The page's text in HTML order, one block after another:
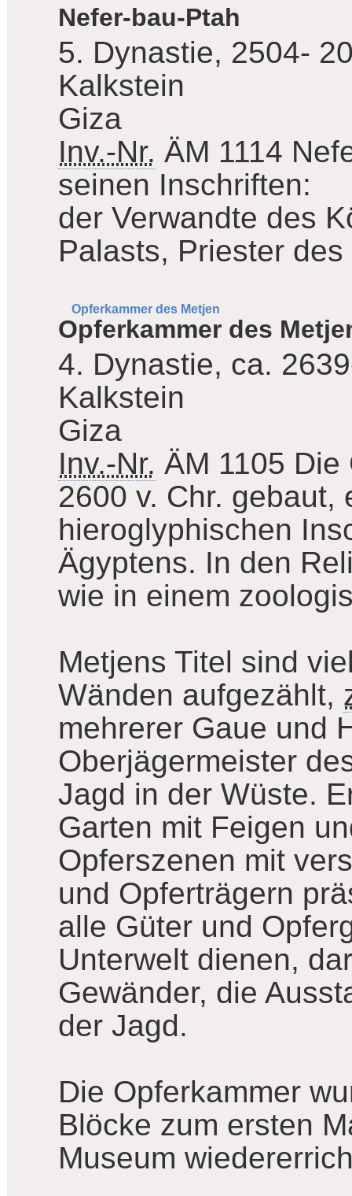
Nefer-bau-Ptah
5. Dynastie, 2504-
Kalkstein
Giza
Inv.-Nr. ÄM 1114
seinen Inschriften:
der Verwandte des
Palasts, Priester
Opferkammer des Metjen
Opferkammer des
4. Dynastie, ca.
Kalkstein
Giza
Inv.-Nr. ÄM 1105 Die
2600 v. Chr. gebaut,
hieroglyphischen
Ägyptens. In den
wie in einem
Metjens Titel sind
Wänden aufgezählt,
mehrerer Gaue und
Oberjägermeister
Jagd in der Wüste.
Garten mit Feigen
Opferszenen mit
und Opferträgern
alle Güter und
Unterwelt dienen,
Gewänder, die
der Jagd.
Die Opferkammer
Blöcke zum ersten
Museum